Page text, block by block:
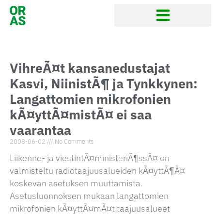
VihreÃ¤t kansanedustajat
Kasvi, NiinistÃ¶ ja Tynkkynen:
Langattomien mikrofonien
kÃ¤yttÃ¤mistÃ¤ ei saa
vaarantaa
2008-06-02 No Comments
Liikenne- ja viestintÃ¤ministeriÃ¶ssÃ¤ on
valmisteltu radiotaajuusalueiden kÃ¤yttÃ¶Ã¤
koskevan asetuksen muuttamista.
Asetusluonnoksen mukaan langattomien
mikrofonien kÃ¤yttÃ¤mÃ¤t taajuusalueet